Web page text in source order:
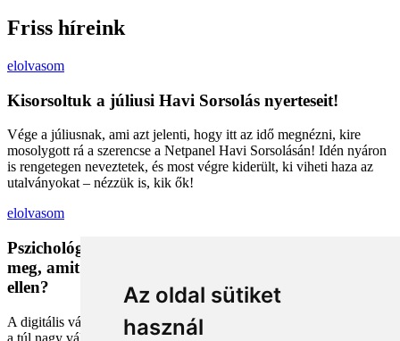
Az oldal sütiket
használ
Friss híreink
elolvasom
Kisorsoltuk a júliusi Havi Sorsolás nyerteseit!
Vége a júliusnak, ami azt jelenti, hogy itt az idő megnézni, kire
mosolygott rá a szerencse a Netpanel Havi Sorsolásán! Idén nyáron
is rengetegen neveztetek, és most végre kiderült, ki viheti haza az
utalványokat – nézzük is, kik ők!
elolvasom
Pszichológiai trükkök a kosárban: Miért vesszük
meg, amit megveszünk, és mit tehetünk a bűntudat
ellen?
A digitális vásárlás kényelmes, de tele van pszichológiai csapdákkal
a túl nagy választéktól a hosszas böngészésig. Megmutatjuk, hogyan